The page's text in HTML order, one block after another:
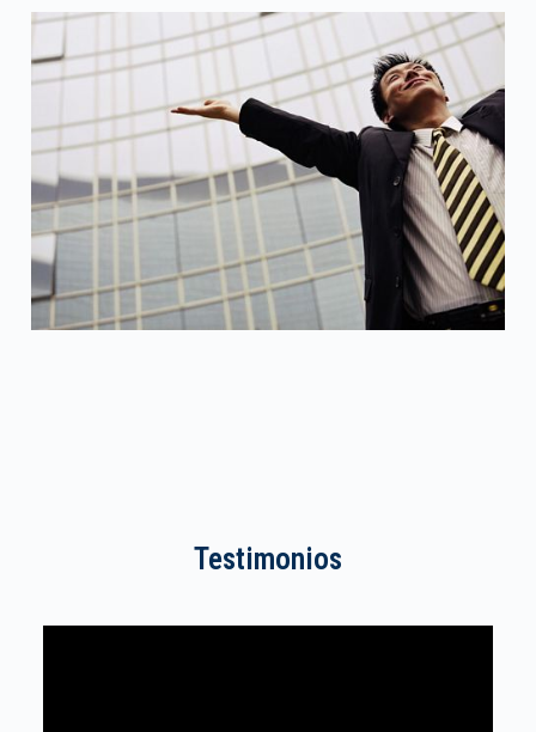
Testimonios